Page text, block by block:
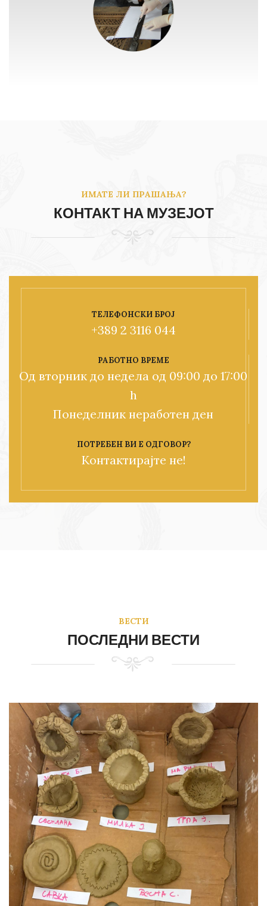
ИМАТЕ ЛИ ПРАШАЊА?
КОНТАКТ НА МУЗЕЈОТ
ТЕЛЕФОНСКИ БРОЈ
+389 2 3116 044
РАБОТНО ВРЕМЕ
Од вторник до недела од 09:00 до 17:00
h
Понеделник неработен ден
ПОТРЕБЕН ВИ Е ОДГОВОР?
Контактирајте не!
ВЕСТИ
ПОСЛЕДНИ ВЕСТИ